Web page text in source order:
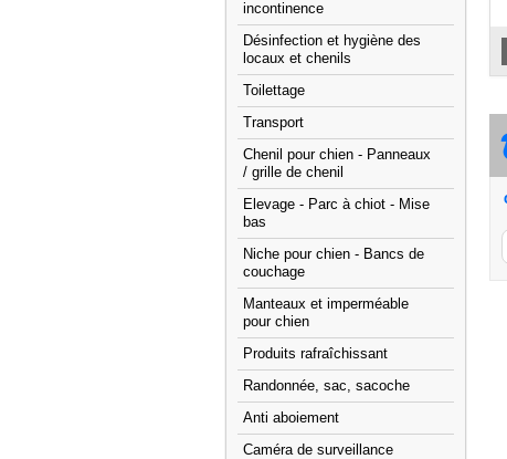
incontinence
Désinfection et hygiène des
locaux et chenils
Toilettage
Transport
Chenil pour chien - Panneaux
/ grille de chenil
Elevage - Parc à chiot - Mise
bas
Niche pour chien - Bancs de
couchage
Manteaux et imperméable
pour chien
Produits rafraîchissant
Randonnée, sac, sacoche
Anti aboiement
Caméra de surveillance